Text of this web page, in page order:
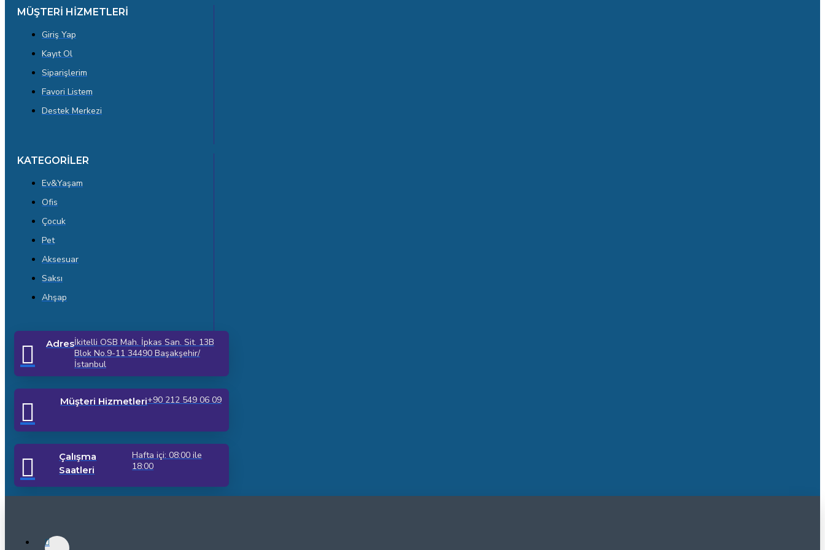
Çok Amaçlı Ahşap Raflar
MÜŞTERİ HİZMETLERİ
Giriş Yap
Kayıt Ol
Siparişlerim
Favori Listem
Destek Merkezi
KATEGORİLER
Ev&Yaşam
Ofis
Çocuk
Pet
Aksesuar
Saksı
Ahşap
Adresİkitelli OSB Mah. İpkas San. Sit. 13B
Blok No.9-11 34490 Başakşehir/
İstanbul
Müşteri Hizmetleri+90 212 549 06 09
Çalışma
Saatleri
Hafta içi: 08:00 ile
18:00